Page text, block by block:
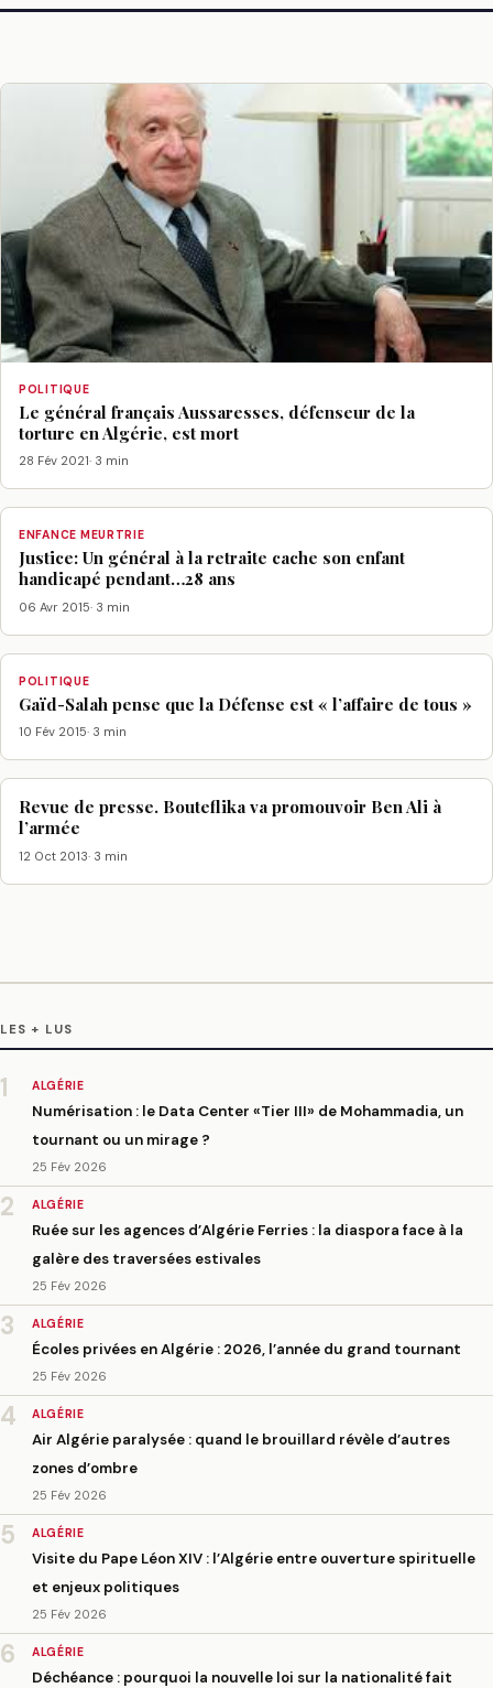
POLITIQUE
Le général français Aussaresses, défenseur de la
torture en Algérie, est mort
28 Fév 2021· 3 min
ENFANCE MEURTRIE
Justice: Un général à la retraite cache son enfant
handicapé pendant…28 ans
06 Avr 2015· 3 min
POLITIQUE
Gaïd-Salah pense que la Défense est « l’affaire de tous »
10 Fév 2015· 3 min
Revue de presse. Bouteflika va promouvoir Ben Ali à
l’armée
12 Oct 2013· 3 min
LES + LUS
1 ALGÉRIE
Numérisation : le Data Center «Tier III» de Mohammadia, un
tournant ou un mirage ?
25 Fév 2026
2 ALGÉRIE
Ruée sur les agences d’Algérie Ferries : la diaspora face à la
galère des traversées estivales
25 Fév 2026
3 ALGÉRIE
Écoles privées en Algérie : 2026, l’année du grand tournant
25 Fév 2026
4 ALGÉRIE
Air Algérie paralysée : quand le brouillard révèle d’autres
zones d’ombre
25 Fév 2026
5 ALGÉRIE
Visite du Pape Léon XIV : l’Algérie entre ouverture spirituelle
et enjeux politiques
25 Fév 2026
6 ALGÉRIE
Déchéance : pourquoi la nouvelle loi sur la nationalité fait